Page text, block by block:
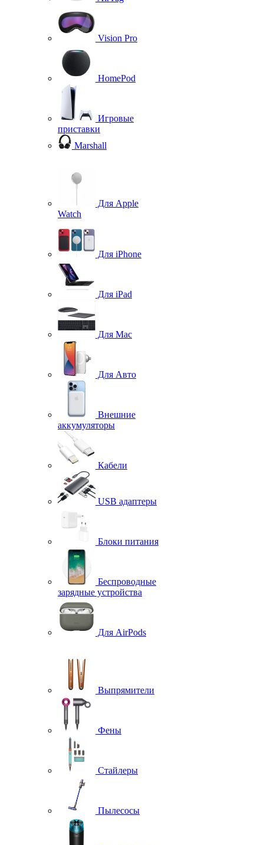
Vision Pro
HomePod
Игровые
приставки
Marshall
Для Apple
Watch
Для iPhone
Для iPad
Для Mac
Для Авто
Внешние
аккумуляторы
Кабели
USB адаптеры
Блоки питания
Беспроводные
зарядные устройства
Для AirPods
Выпрямители
Фены
Стайлеры
Пылесосы